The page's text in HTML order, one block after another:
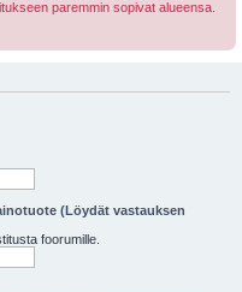
paremmin sopivat alueensa.
(Löydät vastauksen
foorumille.